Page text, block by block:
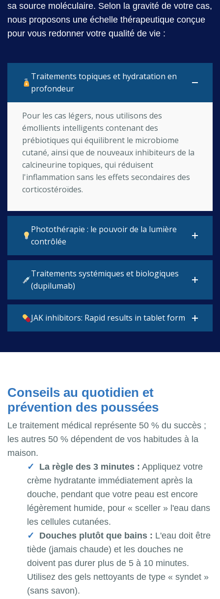
sa source moléculaire. Selon la gravité de votre cas,
nous proposons une échelle thérapeutique conçue
pour vous redonner votre qualité de vie :
Traitements topiques et hydratation en
profondeur
Pour les cas légers, nous utilisons des
émollients intelligents contenant des
prébiotiques qui équilibrent le microbiome
cutané, ainsi que de nouveaux inhibiteurs de la
calcineurine topiques, qui réduisent
l'inflammation sans les effets secondaires des
corticostéroïdes.
Photothérapie : le pouvoir de la lumière
contrôlée
Traitements systémiques et biologiques
(dupilumab)
JAK inhibitors: Rapid results in tablet form
Conseils au quotidien et
prévention des poussées
Le traitement médical représente 50 % du succès ;
les autres 50 % dépendent de vos habitudes à la
maison.
La règle des 3 minutes : Appliquez votre
crème hydratante immédiatement après la
douche, pendant que votre peau est encore
légèrement humide, pour « sceller » l'eau dans
les cellules cutanées.
Douches plutôt que bains : L'eau doit être
tiède (jamais chaude) et les douches ne
doivent pas durer plus de 5 à 10 minutes.
Utilisez des gels nettoyants de type « syndet »
(sans savon).